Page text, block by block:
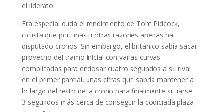
el liderato.
Era especial duda el rendimiento de Tom Pidcock,
ciclista que por unas u otras razones apenas ha
disputado cronos. Sin embargo, el británico sabía sacar
provecho del tramo inicial con varias curvas
complicadas para endosar cuatro segundos a su rival
en el primer parcial, unas cifras que sabría mantener a
lo largo del resto de la crono para finalmente situarse
3 segundos más cerca de conseguir la codiciada plaza